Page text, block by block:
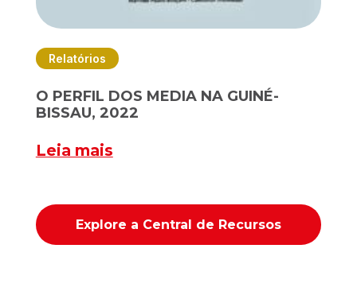
Relatórios
O PERFIL DOS MEDIA NA GUINÉ-
BISSAU, 2022
Leia mais
Explore a Central de Recursos